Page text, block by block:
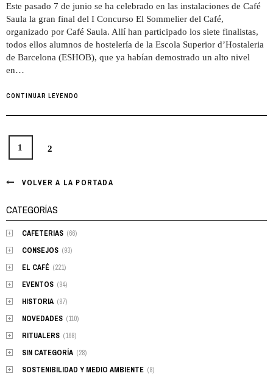
Este pasado 7 de junio se ha celebrado en las instalaciones de Café
Saula la gran final del I Concurso El Sommelier del Café,
organizado por Café Saula. Allí han participado los siete finalistas,
todos ellos alumnos de hostelería de la Escola Superior d’Hostaleria
de Barcelona (ESHOB), que ya habían demostrado un alto nivel
en…
CONTINUAR LEYENDO
Posts
navigation
1 2
VOLVER A LA PORTADA
CATEGORÍAS
CAFETERIAS (66)
CONSEJOS (93)
EL CAFÉ (221)
EVENTOS (94)
HISTORIA (87)
NOVEDADES (110)
RITUALERS (168)
SIN CATEGORÍA (28)
SOSTENIBILIDAD Y MEDIO AMBIENTE (8)